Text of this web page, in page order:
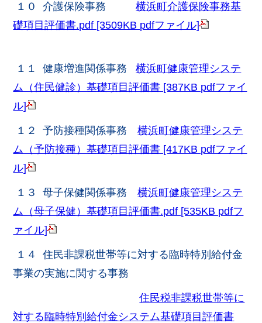
１０ 介護保険事務横浜町介護保険事務基
礎項目評価書.pdf [3509KB pdfファイル]
１１ 健康増進関係事務横浜町健康管理システ
ム（住民健診）基礎項目評価書 [387KB pdfファイ
ル]
１２ 予防接種関係事務横浜町健康管理システ
ム（予防接種）基礎項目評価書 [417KB pdfファイ
ル]
１３ 母子保健関係事務横浜町健康管理システ
ム（母子保健）基礎項目評価書.pdf [535KB pdfフ
ァイル]
１４ 住民非課税世帯等に対する臨時特別給付金
事業の実施に関する事務
住民税非課税世帯等に
対する臨時特別給付金システム基礎項目評価書